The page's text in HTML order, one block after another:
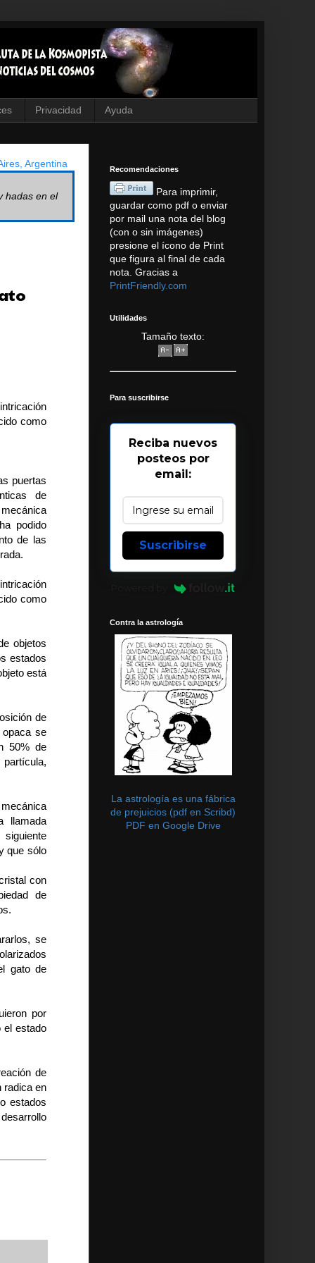
Privacidad Ayuda
Argentina
hadas en el
como
puertas
de
podido
de las
como
objetos
estados
está
de
se
50% de
llamada
que sólo
con
de
se
gato de
por
el estado
de
radica en
estados
Recomendaciones
Para imprimir,
guardar como pdf o enviar
por mail una nota del blog
(con o sin imágenes)
presione el ícono de Print
que figura al final de cada
nota. Gracias a
PrintFriendly.com
Utilidades
Tamaño texto:
Para suscribirse
Reciba nuevos
posteos por
email:
Suscribirse
Contra la astrología
La astrología es una fábrica
de prejuicios (pdf en Scribd)
PDF en Google Drive